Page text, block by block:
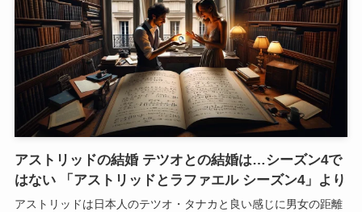
アストリッドの結婚 テツオとの結婚は…シーズン4で
はない 「アストリッドとラファエル シーズン4」より
アストリッドは日本人のテツオ・タナカと良い感じに男女の距離